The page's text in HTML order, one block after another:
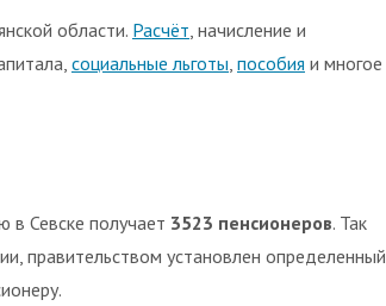
области. Расчёт, начисление и
социальные льготы, пособия и многое
в Севске получает 3523 пенсионеров. Так
правительством установлен определенный